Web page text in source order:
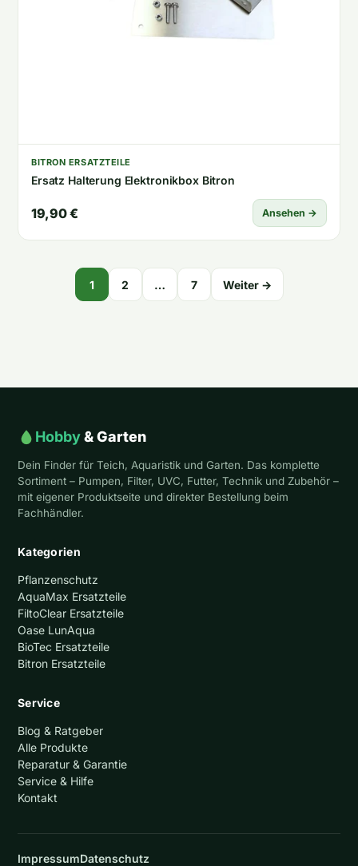
BITRON ERSATZTEILE
Ersatz Halterung Elektronikbox Bitron
19,90 € Ansehen →
Seitennummerierung
1 2 … 7 Weiter →
Hobby& Garten
Dein Finder für Teich, Aquaristik und Garten. Das komplette
Sortiment – Pumpen, Filter, UVC, Futter, Technik und Zubehör –
mit eigener Produktseite und direkter Bestellung beim
Fachhändler.
Kategorien
Pflanzenschutz
AquaMax Ersatzteile
FiltoClear Ersatzteile
Oase LunAqua
BioTec Ersatzteile
Bitron Ersatzteile
Service
Blog & Ratgeber
Alle Produkte
Reparatur & Garantie
Service & Hilfe
Kontakt
ImpressumDatenschutz